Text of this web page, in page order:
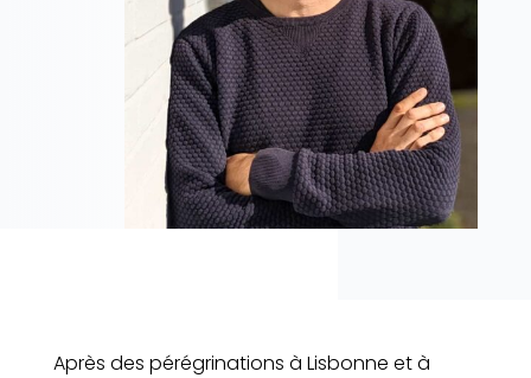
Après des pérégrinations à Lisbonne et à